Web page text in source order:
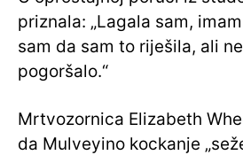
priznala: „Lagala sam,
sam da sam to riješila, ali
pogoršalo.“
Mrtvozornica Elizabeth
da Mulveyino kockanje